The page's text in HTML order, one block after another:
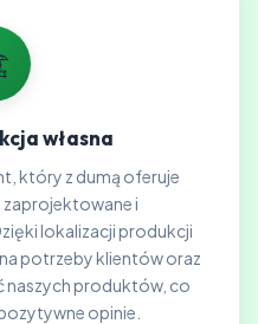
własna
który z dumą oferuje
zaprojektowane i
lokalizacji produkcji
potrzeby klientów oraz
naszych produktów, co
opinie.